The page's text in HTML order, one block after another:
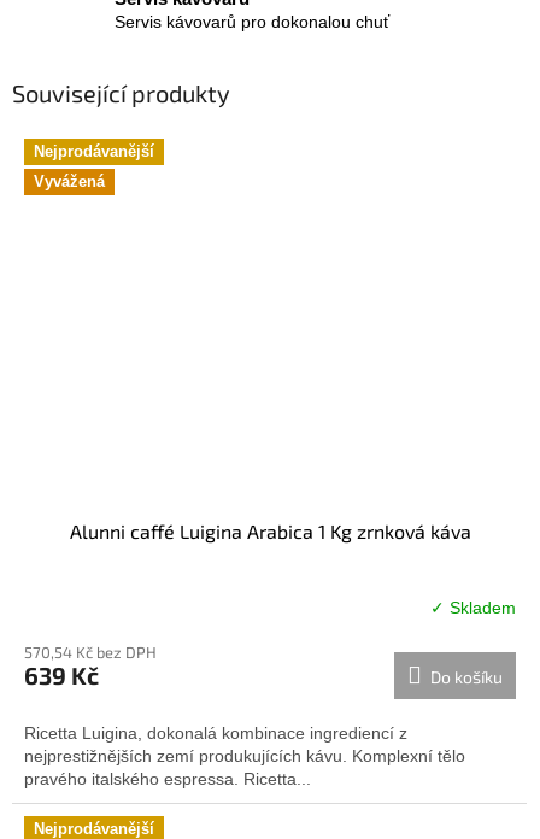
Servis kávovarů pro dokonalou chuť
Související produkty
Nejprodávanější
Vyvážená
Alunni caffé Luigina Arabica 1 Kg zrnková káva
produktu
je
z
hvězdiček.
✓ Skladem
570,54 Kč bez DPH
639 Kč Do košíku
Ricetta Luigina, dokonalá kombinace ingrediencí z
nejprestižnějších zemí produkujících kávu. Komplexní tělo
pravého italského espressa. Ricetta...
Nejprodávanější